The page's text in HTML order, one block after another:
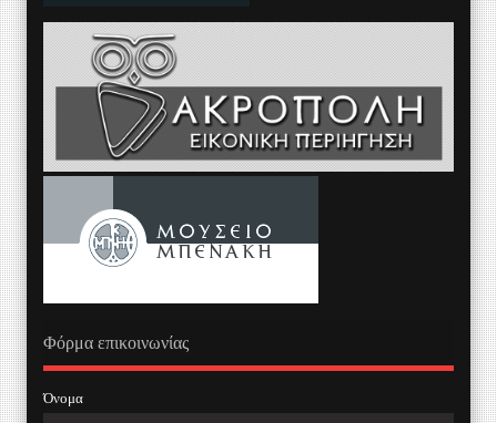
Φόρμα επικοινωνίας
Όνομα